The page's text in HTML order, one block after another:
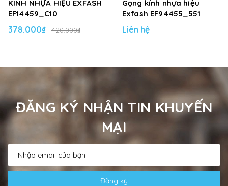
KÍNH NHỰA HIỆU EXFASH
EF14459_C10
378.000₫ 420.000₫
Gọng kính nhựa hiệu
Exfash EF94455_551
Liên hệ
ĐĂNG KÝ NHẬN TIN KHUYẾN
MẠI
Đăng ký